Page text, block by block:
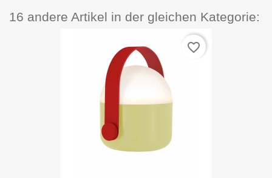
16 andere Artikel in der gleichen Kategorie:
favorite_border